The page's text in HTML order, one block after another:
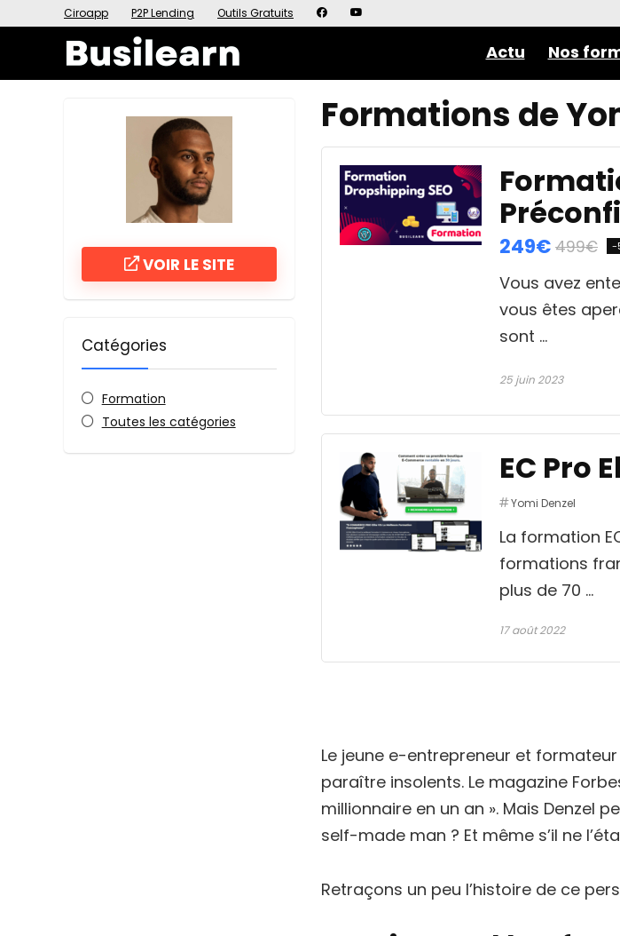
Ciroapp P2P Lending Outils Gratuits
Actu Nos
Formations de
VOIR LE SITE
Catégories
Formation
Toutes les catégories
249€ 499€ -
Vous avez
vous êtes
sont ...
25 juin 2023
EC Pro
Yomi Denzel
La formation
formations
plus de 70 ...
17 août 2022
Le jeune e-entrepreneur et
paraître insolents. Le magazine
millionnaire en un an ». Mais Denzel
self-made man ? Et même s’il ne
Retraçons un peu l’histoire de ce